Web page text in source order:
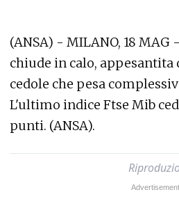
(ANSA) - MILANO, 18
chiude in calo, appesantita
cedole che pesa
L'ultimo indice Ftse Mib
punti. (ANSA).